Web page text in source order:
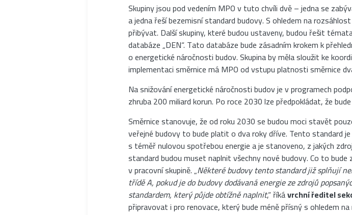
Skupiny jsou pod vedením MPO v tuto chvíli dvě – jedna se
a jedna řeší bezemisní standard budovy. S ohledem na
přibývat. Další skupiny, které budou ustaveny, budou řešit
databáze „DEN“. Tato databáze bude zásadním krokem k
o energetické náročnosti budov. Skupina by měla sloužit ke
implementaci směrnice má MPO od vstupu platnosti směrnice
Na snižování energetické náročnosti budov je v programech
zhruba 200 miliard korun. Po roce 2030 lze předpokládat, že
Směrnice stanovuje, že od roku 2030 se budou moci stavět
veřejné budovy to bude platit o dva roky dříve. Tento standard
s téměř nulovou spotřebou energie a je stanoveno, z jakých
standard budou muset naplnit všechny nové budovy. Co to
v pracovní skupině. „Některé budovy tento standard již splňují
třídě A, pokud je do budovy dodávaná energie ze zdrojů
standardem, který půjde obtížně naplnit,“ říkávrchní ředitel
připravovat i pro renovace, který bude méně přísný s ohledem